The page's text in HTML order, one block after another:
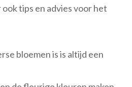
tips en advies voor het
bloemen is is altijd een